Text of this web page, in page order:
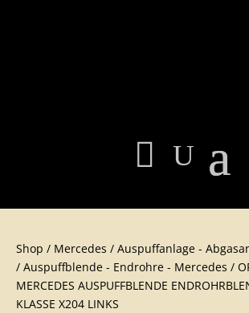
Shop / Mercedes / Auspuffanlage -
/ Auspuffblende - Endrohre - Mercedes /
MERCEDES AUSPUFFBLENDE
KLASSE X204 LINKS